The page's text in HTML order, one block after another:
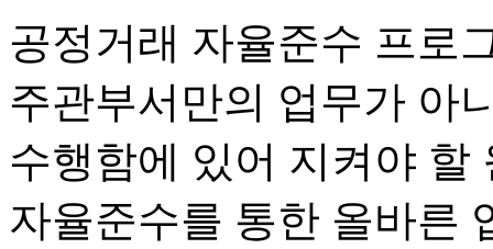
공정거래 자율준수 프로
주관부서만의 업무가 아
수행함에 있어 지켜야 할
자율준수를 통한 올바른